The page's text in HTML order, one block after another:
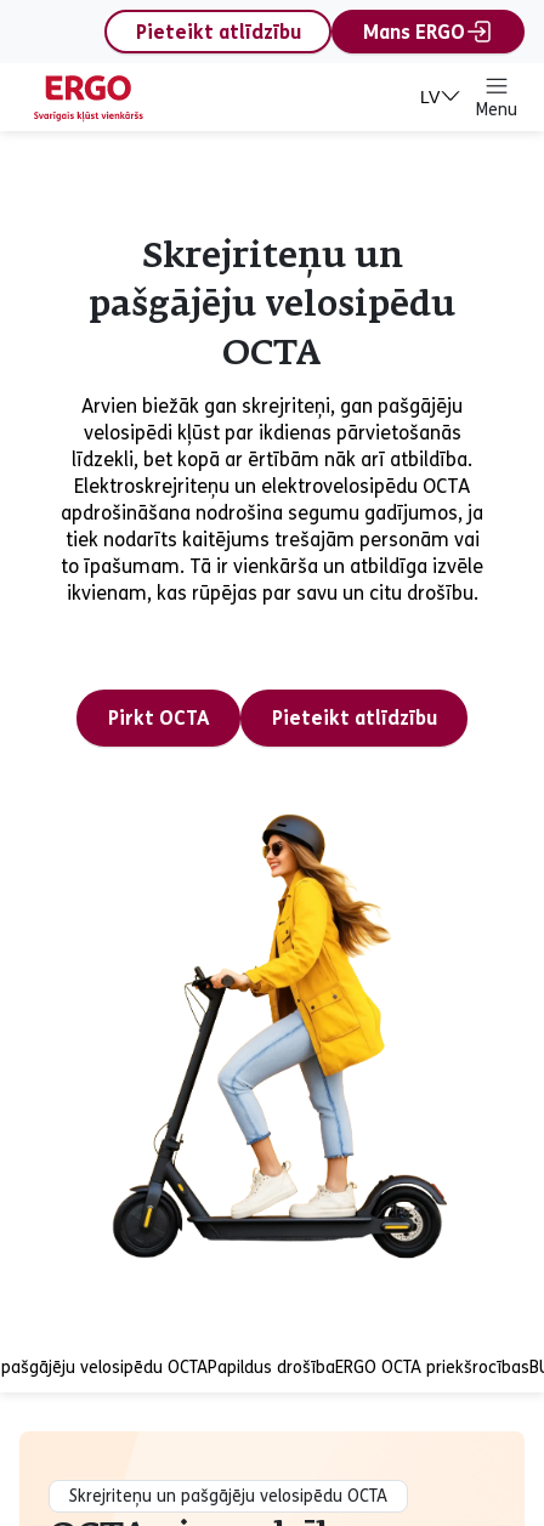
content
Pieteikt atlīdzību
Mans ERGO
LV
Menu
Skrejriteņu un
pašgājēju velosipēdu
OCTA
Arvien biežāk gan skrejriteņi, gan pašgājēju
velosipēdi kļūst par ikdienas pārvietošanās
līdzekli, bet kopā ar ērtībām nāk arī atbildība.
Elektroskrejriteņu un elektrovelosipēdu OCTA
apdrošināšana nodrošina segumu gadījumos, ja
tiek nodarīts kaitējums trešajām personām vai
to īpašumam. Tā ir vienkārša un atbildīga izvēle
ikvienam, kas rūpējas par savu un citu drošību.
Pirkt OCTA Pieteikt atlīdzību
velosipēdu OCTAPapildus drošībaERGO OCTA priekšrocības
Skrejriteņu un pašgājēju velosipēdu OCTA